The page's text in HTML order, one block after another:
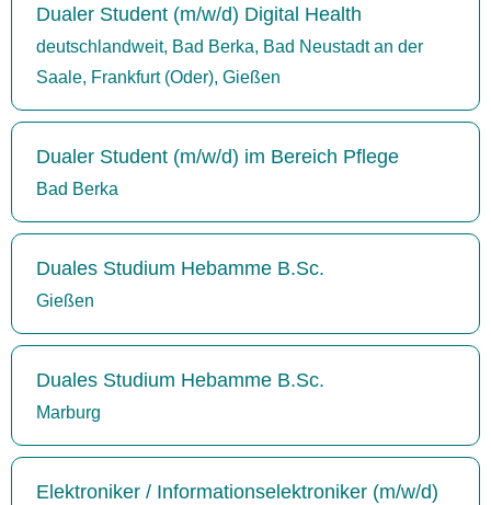
Dualer Student (m/w/d) Digital Health
deutschlandweit, Bad Berka, Bad Neustadt an der
Saale, Frankfurt (Oder), Gießen
Dualer Student (m/w/d) im Bereich Pflege
Bad Berka
Duales Studium Hebamme B.Sc.
Gießen
Duales Studium Hebamme B.Sc.
Marburg
Elektroniker / Informationselektroniker (m/w/d)